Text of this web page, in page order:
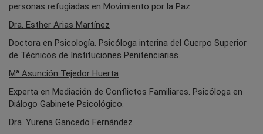
personas refugiadas en Movimiento por la Paz.
Dra. Esther Arias Martínez
Doctora en Psicología. Psicóloga interina del Cuerpo Superior
de Técnicos de Instituciones Penitenciarias.
Mª Asunción Tejedor Huerta
Experta en Mediación de Conflictos Familiares. Psicóloga en
Diálogo Gabinete Psicológico.
Dra. Yurena Gancedo Fernández